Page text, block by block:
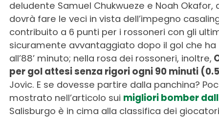
deludente Samuel Chukwueze e Noah
dovrà fare le veci in vista dell’impegno
contribuito a 6 punti per i rossoneri con gli
sicuramente avvantaggiato dopo il gol che
all’88’ minuto; nella rosa dei rossoneri, inoltre,
per gol attesi senza rigori ogni 90 minuti
Jovic. E se dovesse partire dalla panchina?
mostrato nell’articolo sui migliori bomber
Salisburgo è in cima alla classifica dei